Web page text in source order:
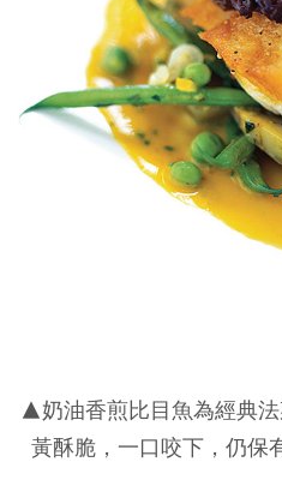
▲奶油香煎比目魚為經典
黃酥脆，一口咬下，仍保